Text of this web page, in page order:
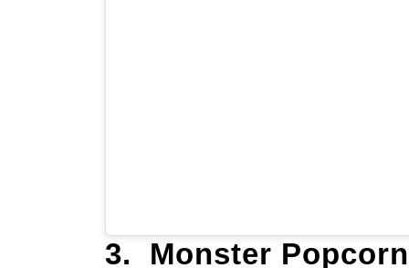
3. Monster Popcorn